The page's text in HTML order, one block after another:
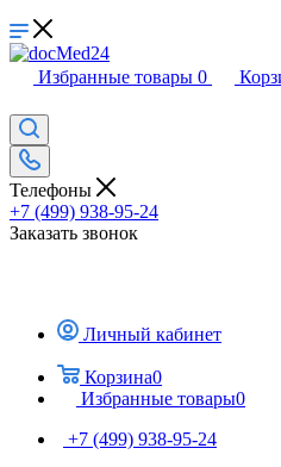
Избранные товары 0
Телефоны
+7 (499) 938-95-24
Заказать звонок
Личный кабинет
Корзина0
Избранные товары0
+7 (499) 938-95-24